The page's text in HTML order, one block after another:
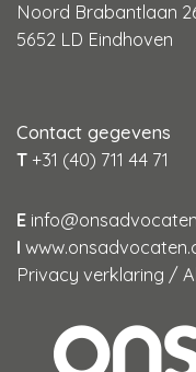
Noord Brabantlaan
5652 LD Eindhoven
Contact gegevens
T +31 (40) 711 44 71
E
I
Privacy verklaring /